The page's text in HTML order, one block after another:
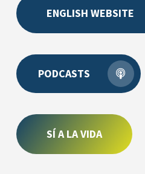
ENGLISH WEBSITE
PODCASTS
SÍ A LA VIDA